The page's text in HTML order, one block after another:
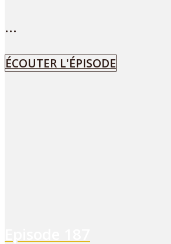
...
ÉCOUTER L'ÉPISODE